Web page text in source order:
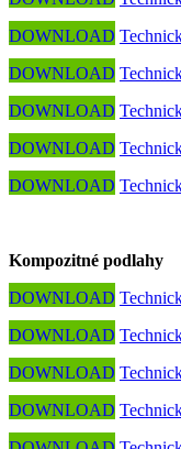
DOWNLOAD
DOWNLOAD
DOWNLOAD
DOWNLOAD
DOWNLOAD
Kompozitné podlahy
DOWNLOAD
DOWNLOAD
DOWNLOAD
DOWNLOAD